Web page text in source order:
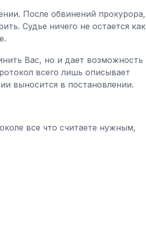
После обвинений прокурора,
Судье ничего не остается как
Вас, но и дает возможность
всего лишь описывает
выносится в постановлении.
все что считаете нужным,